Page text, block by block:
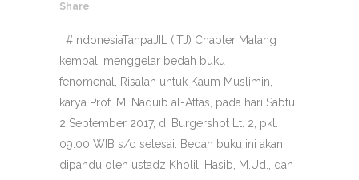
Share
#IndonesiaTanpaJIL (ITJ) Chapter Malang
kembali menggelar bedah buku
fenomenal, Risalah untuk Kaum Muslimin,
karya Prof. M. Naquib al-Attas, pada hari Sabtu,
2 September 2017, di Burgershot Lt. 2, pkl.
09.00 WIB s/d selesai. Bedah buku ini akan
dipandu oleh ustadz Kholili Hasib, M.Ud., dan